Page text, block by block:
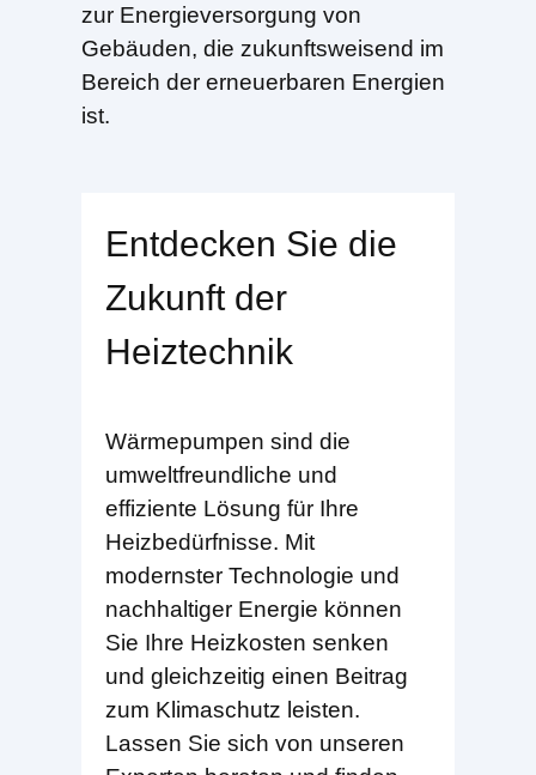
zur Energieversorgung von
Gebäuden, die zukunftsweisend im
Bereich der erneuerbaren Energien
ist.
Entdecken Sie die
Zukunft der
Heiztechnik
Wärmepumpen sind die
umweltfreundliche und
effiziente Lösung für Ihre
Heizbedürfnisse. Mit
modernster Technologie und
nachhaltiger Energie können
Sie Ihre Heizkosten senken
und gleichzeitig einen Beitrag
zum Klimaschutz leisten.
Lassen Sie sich von unseren